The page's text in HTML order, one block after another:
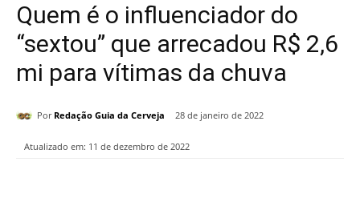
Quem é o influenciador do
“sextou” que arrecadou R$ 2,6
mi para vítimas da chuva
Por Redação Guia da Cerveja 28 de janeiro de 2022
Atualizado em: 11 de dezembro de 2022